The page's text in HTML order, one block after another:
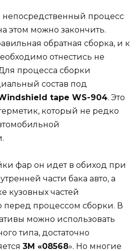
процесс
этом можно закончить.
обратная сборка, и к
отнестись не
процесса сборки
состав под
tape WS-904. Это
который не редко
фар он идет в обиход при
части бака авто, а
кузовных частей
перед процессом сборки. В
можно использовать
типа, достаточно
3М «08568». Но многие